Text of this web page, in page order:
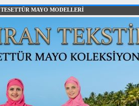
TESETTÜR MAYO MODELLERİ